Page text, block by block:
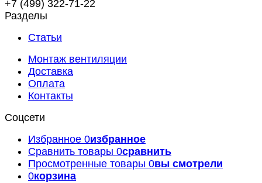
+7 (499) 322-71-22
Разделы
Статьи
Монтаж вентиляции
Доставка
Оплата
Контакты
Соцсети
Избранное 0избранное
Сравнить товары 0сравнить
Просмотренные товары 0вы смотрели
0корзина